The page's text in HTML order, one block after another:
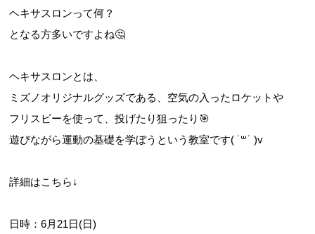
ヘキサスロンって何？
となる方多いですよね🤔
ヘキサスロンとは、
ミズノオリジナルグッズである、空気の入ったロケットや
フリスビーを使って、投げたり狙ったり🎯
遊びながら運動の基礎を学ぼうという教室です( ˙꒳​˙ )v
詳細はこちら↓
日時：6月21日(日)